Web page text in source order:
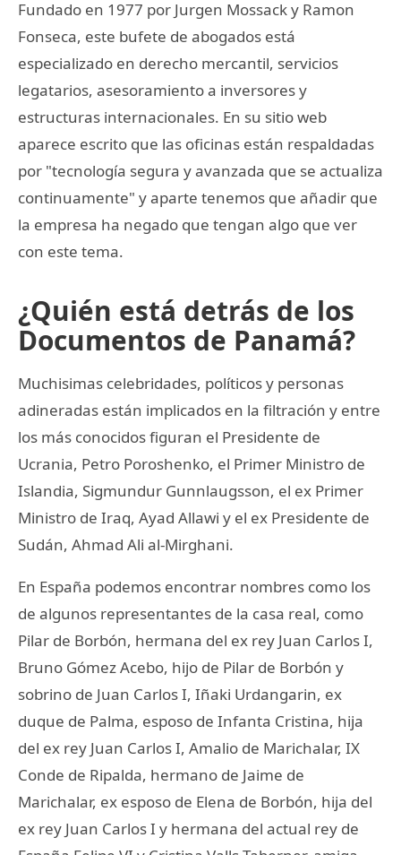
Fundado en 1977 por Jurgen Mossack y Ramon
Fonseca, este bufete de abogados está
especializado en derecho mercantil, servicios
legatarios, asesoramiento a inversores y
estructuras internacionales. En su sitio web
aparece escrito que las oficinas están respaldadas
por "tecnología segura y avanzada que se actualiza
continuamente" y aparte tenemos que añadir que
la empresa ha negado que tengan algo que ver
con este tema.
¿Quién está detrás de los
Documentos de Panamá?
Muchisimas celebridades, políticos y personas
adineradas están implicados en la filtración y entre
los más conocidos figuran el Presidente de
Ucrania, Petro Poroshenko, el Primer Ministro de
Islandia, Sigmundur Gunnlaugsson, el ex Primer
Ministro de Iraq, Ayad Allawi y el ex Presidente de
Sudán, Ahmad Ali al-Mirghani.
En España podemos encontrar nombres como los
de algunos representantes de la casa real, como
Pilar de Borbón, hermana del ex rey Juan Carlos I,
Bruno Gómez Acebo, hijo de Pilar de Borbón y
sobrino de Juan Carlos I, Iñaki Urdangarin, ex
duque de Palma, esposo de Infanta Cristina, hija
del ex rey Juan Carlos I, Amalio de Marichalar, IX
Conde de Ripalda, hermano de Jaime de
Marichalar, ex esposo de Elena de Borbón, hija del
ex rey Juan Carlos I y hermana del actual rey de